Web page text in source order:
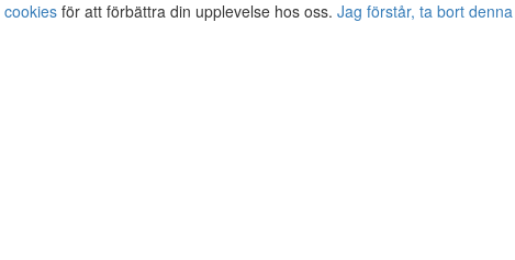
cookies för att förbättra din upplevelse hos oss. Jag förstår, ta bort